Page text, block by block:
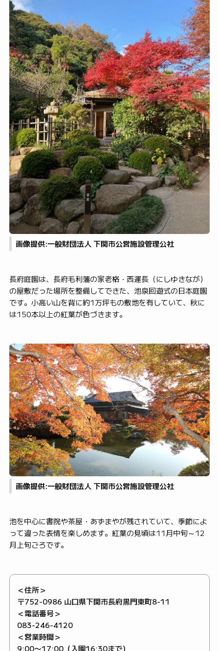
画像提供:一般財団法人 下関市公営施設管理公社
長府庭園は、長府毛利藩の家老格・西運長（にしゆきなが）
の屋敷だった場所を整備してできた、池泉回遊式の日本庭園
です。小高い山を背に約1万坪もの敷地を有していて、秋に
は150本以上の紅葉が色づきます。
画像提供:一般財団法人 下関市公営施設管理公社
池を中心に書院や茶屋・あずまやが残されていて、季節によ
って違った表情を楽しめます。紅葉の見頃は11月中旬～12
月上旬ごろです。
＜住所＞
〒752-0986 山口県下関市長府黒門東町8-11
＜電話番号＞
083-246-4120
＜営業時間＞
9:00〜17:00（入園16:30まで）